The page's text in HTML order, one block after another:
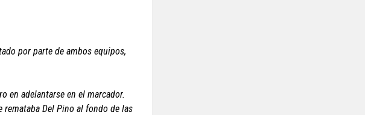
por parte de ambos equipos,
en adelantarse en el marcador.
Del Pino al fondo de las